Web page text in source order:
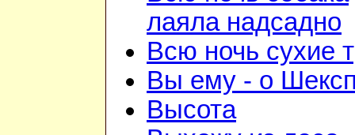
лаяла надсадно
Всю ночь сухие
Вы ему - о
Высота